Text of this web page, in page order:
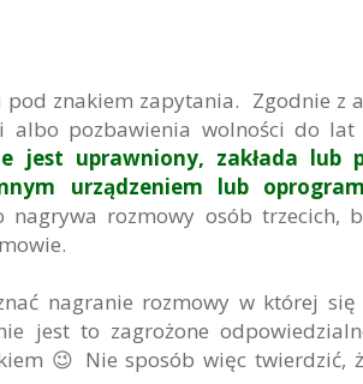
pod znakiem zapytania. Zgodnie z
albo pozbawienia wolności do
uprawniony, zakłada lub
urządzeniem lub
nagrywa rozmowy osób trzecich,
nagranie rozmowy w której
jest to zagrożone
😉 Nie sposób więc twierdzić,